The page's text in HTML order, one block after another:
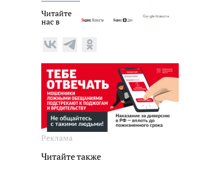
Читайте
нас в
Реклама
Читайте также